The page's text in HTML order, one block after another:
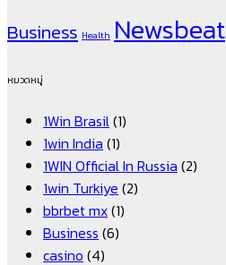
Business Health Newsbeat
หมวดหมู่
1Win Brasil(1)
1win India (1)
1WIN Official In Russia (2)
1win Turkiye (2)
bbrbet mx(1)
Business (6)
casino (4)